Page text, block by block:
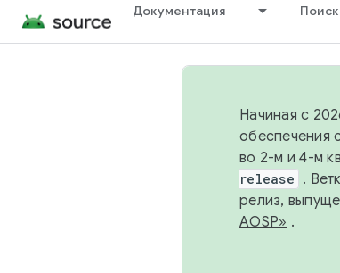
Документация
Начиная с
обеспечения
во 2-м и 4-м
release .
релиз,
AOSP» .